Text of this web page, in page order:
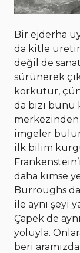
Bir ejderha
da kitle
değil de
sürünerek
korkutur,
da bizi bunu
merkezinden
imgeler
ilk bilim
daha kimse
Burroughs
ile aynı şeyi
Çapek de
yoluyla.
beri